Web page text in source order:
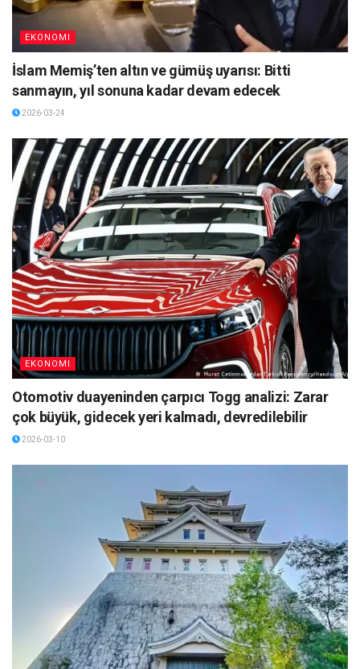
EKONOMI
İslam Memiş’ten altın ve gümüş uyarısı: Bitti
sanmayın, yıl sonuna kadar devam edecek
2026-03-24
EKONOMI
Otomotiv duayeninden çarpıcı Togg analizi: Zarar
çok büyük, gidecek yeri kalmadı, devredilebilir
2026-03-10